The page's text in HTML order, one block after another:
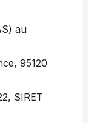
au
95120
SIRET